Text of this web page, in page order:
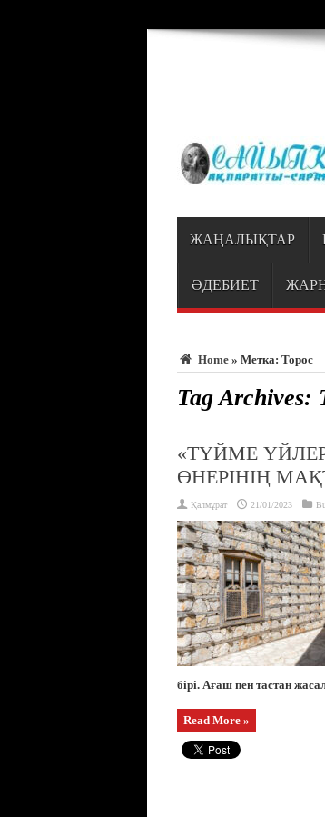
ЖАҢАЛЫҚТАР
ӘДЕБИЕТ
Home » Метка: Торос
Tag Archives:
«ТҮЙМЕ
ӨНЕРІНІҢ
Қалмұрат 21/01/2023
бірі. Ағаш пен тастан
Read More »